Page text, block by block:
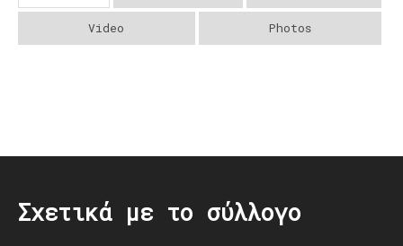
Video Photos
Σχετικά με το σύλλογο